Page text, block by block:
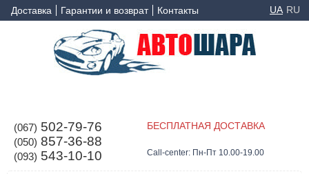
Доставка Гарантии и возврат Контакты UA RU
(067) 502-79-76
(050) 857-36-88
(093) 543-10-10
БЕСПЛАТНАЯ ДОСТАВКА
Call-center: Пн-Пт 10.00-19.00